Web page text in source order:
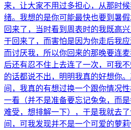
来，让大家不用过多担心，从那时
绪。我想的是你可能最快也要到暑
回来了，当时看到周表时的我既高
于回来了，而害怕是因为你走后我
而讨厌我，所以你回来的那晚要连
后还有忍不住上去连了一次，可我
的话都说不出，明明我真的好想你
间，我真的有想过换一个跟你情况
一看（并不是准备要忘记兔兔，而
难受，想排解一下），于是我就去
间，可我发现并不是一个可爱的萝